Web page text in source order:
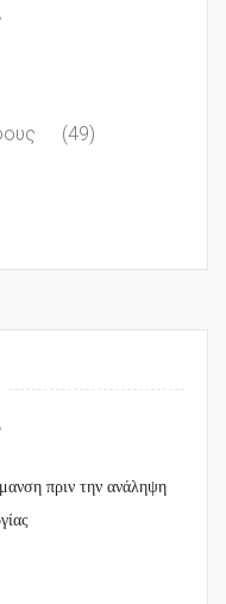
(49)
πριν την ανάληψη